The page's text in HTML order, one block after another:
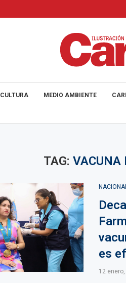
CULTURA MEDIO AMBIENTE
TAG:VACUNA
es
12